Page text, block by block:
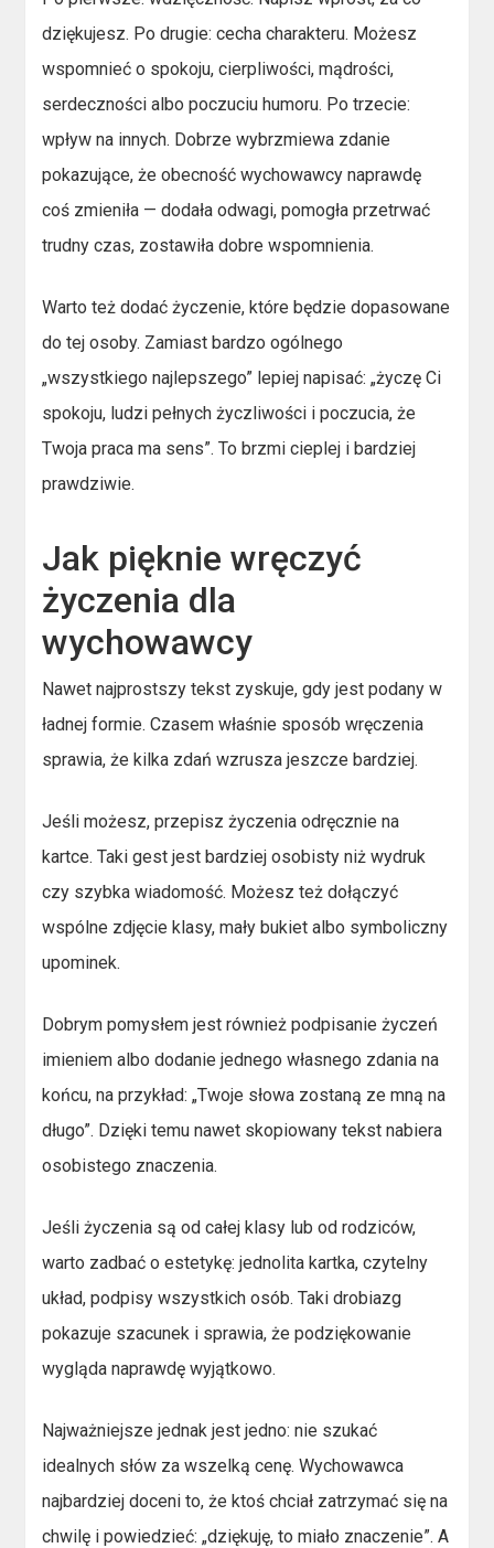
dziękujesz. Po drugie: cecha charakteru. Możesz
wspomnieć o spokoju, cierpliwości, mądrości,
serdeczności albo poczuciu humoru. Po trzecie:
wpływ na innych. Dobrze wybrzmiewa zdanie
pokazujące, że obecność wychowawcy naprawdę
coś zmieniła — dodała odwagi, pomogła przetrwać
trudny czas, zostawiła dobre wspomnienia.
Warto też dodać życzenie, które będzie dopasowane
do tej osoby. Zamiast bardzo ogólnego
„wszystkiego najlepszego” lepiej napisać: „życzę Ci
spokoju, ludzi pełnych życzliwości i poczucia, że
Twoja praca ma sens”. To brzmi cieplej i bardziej
prawdziwie.
Jak pięknie wręczyć
życzenia dla
wychowawcy
Nawet najprostszy tekst zyskuje, gdy jest podany w
ładnej formie. Czasem właśnie sposób wręczenia
sprawia, że kilka zdań wzrusza jeszcze bardziej.
Jeśli możesz, przepisz życzenia odręcznie na
kartce. Taki gest jest bardziej osobisty niż wydruk
czy szybka wiadomość. Możesz też dołączyć
wspólne zdjęcie klasy, mały bukiet albo symboliczny
upominek.
Dobrym pomysłem jest również podpisanie życzeń
imieniem albo dodanie jednego własnego zdania na
końcu, na przykład: „Twoje słowa zostaną ze mną na
długo”. Dzięki temu nawet skopiowany tekst nabiera
osobistego znaczenia.
Jeśli życzenia są od całej klasy lub od rodziców,
warto zadbać o estetykę: jednolita kartka, czytelny
układ, podpisy wszystkich osób. Taki drobiazg
pokazuje szacunek i sprawia, że podziękowanie
wygląda naprawdę wyjątkowo.
Najważniejsze jednak jest jedno: nie szukać
idealnych słów za wszelką cenę. Wychowawca
najbardziej doceni to, że ktoś chciał zatrzymać się na
chwilę i powiedzieć: „dziękuję, to miało znaczenie”. A